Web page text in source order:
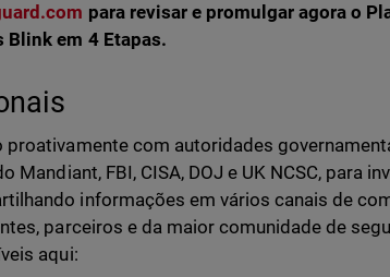
para revisar e promulgar agora o
Blink em 4 Etapas.
proativamente com autoridades
Mandiant, FBI, CISA, DOJ e UK NCSC, para
informações em vários canais de
parceiros e da maior comunidade de
aqui: